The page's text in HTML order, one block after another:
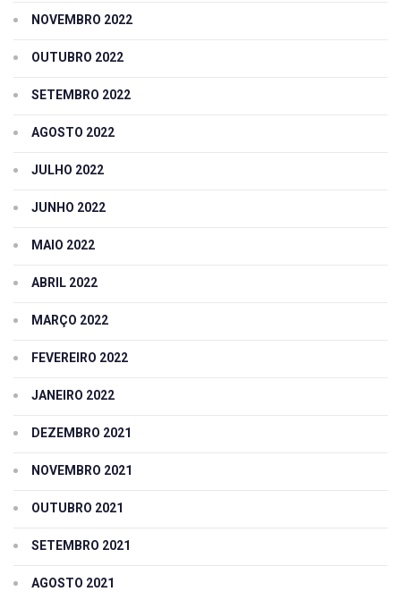
NOVEMBRO 2022
OUTUBRO 2022
SETEMBRO 2022
AGOSTO 2022
JULHO 2022
JUNHO 2022
MAIO 2022
ABRIL 2022
MARÇO 2022
FEVEREIRO 2022
JANEIRO 2022
DEZEMBRO 2021
NOVEMBRO 2021
OUTUBRO 2021
SETEMBRO 2021
AGOSTO 2021